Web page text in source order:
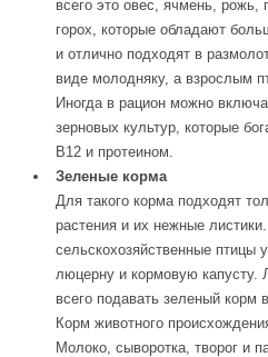
всего это овес, ячмень, рожь,
горох, которые обладают
и отлично подходят в
виде молодняку, а взрослым
Иногда в рацион можно
зерновых культур, которые
В12 и протеином.
Зеленые корма
Для такого корма подходят
растения и их нежные
сельскохозяйственные птицы
люцерну и кормовую капусту.
всего подавать зеленый корм
Корм животного
Молоко, сыворотка, творог и